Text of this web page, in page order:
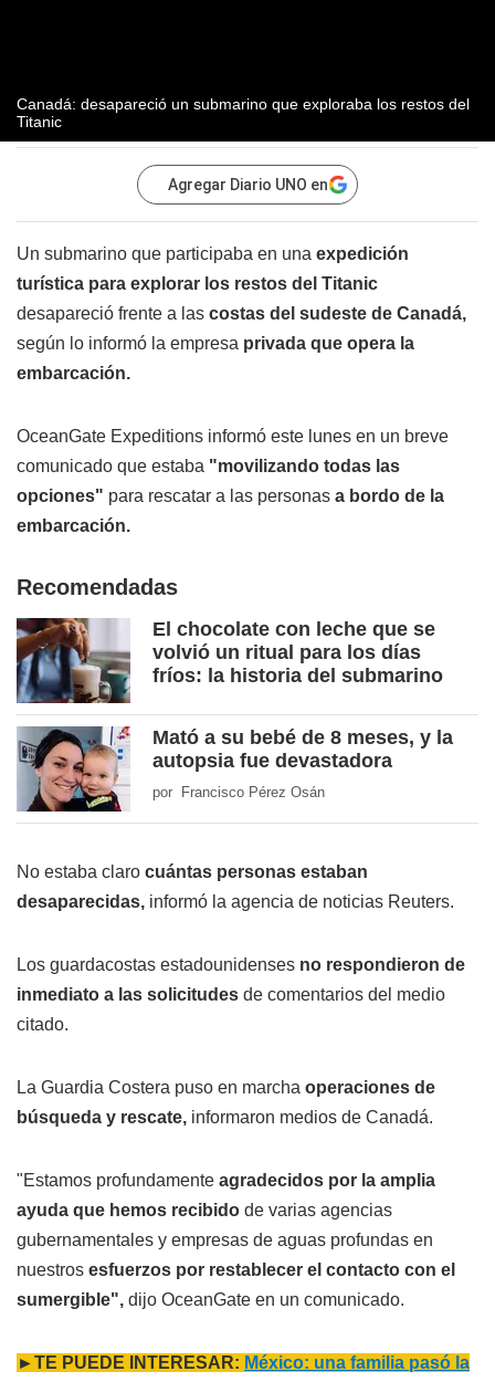
Canadá: desapareció un submarino que exploraba los restos del
Titanic
Agregar Diario UNO en
Un submarino que participaba en una expedición
turística para explorar los restos del Titanic
desapareció frente a las costas del sudeste de Canadá,
según lo informó la empresa privada que opera la
embarcación.
OceanGate Expeditions informó este lunes en un breve
comunicado que estaba "movilizando todas las
opciones" para rescatar a las personas a bordo de la
embarcación.
Recomendadas
El chocolate con leche que se
volvió un ritual para los días
fríos: la historia del submarino
Mató a su bebé de 8 meses, y la
autopsia fue devastadora
por Francisco Pérez Osán
No estaba claro cuántas personas estaban
desaparecidas, informó la agencia de noticias Reuters.
Los guardacostas estadounidenses no respondieron de
inmediato a las solicitudes de comentarios del medio
citado.
La Guardia Costera puso en marcha operaciones de
búsqueda y rescate, informaron medios de Canadá.
"Estamos profundamente agradecidos por la amplia
ayuda que hemos recibido de varias agencias
gubernamentales y empresas de aguas profundas en
nuestros esfuerzos por restablecer el contacto con el
sumergible", dijo OceanGate en un comunicado.
►TE PUEDE INTERESAR: México: una familia pasó la